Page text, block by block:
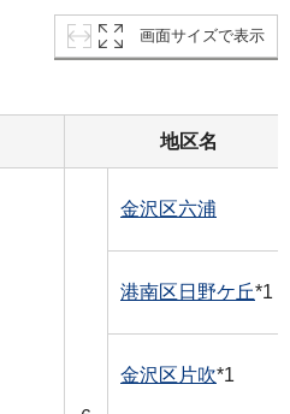
画面サイズで表示
地区名
金沢区六浦
港南区日野ケ丘*1
金沢区片吹*1